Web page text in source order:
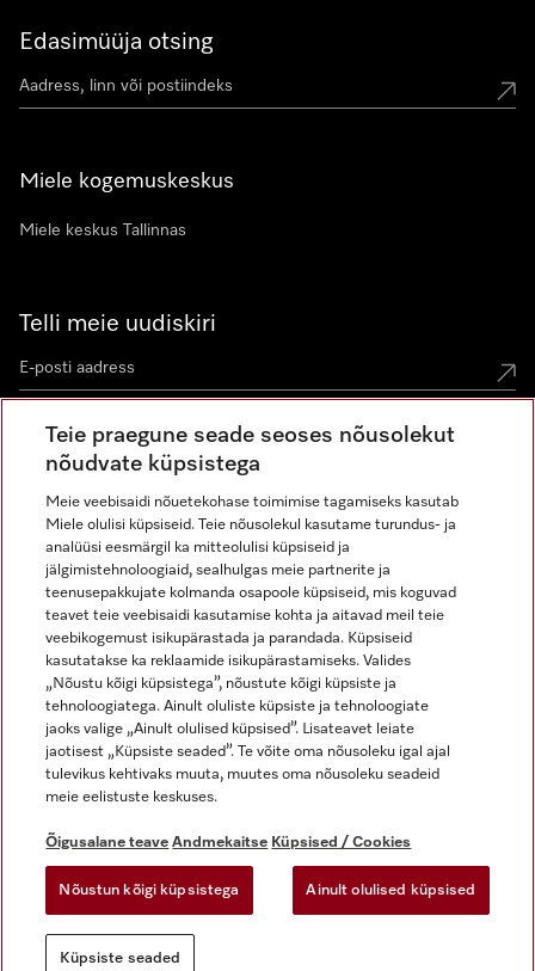
Edasimüüja otsing
Miele kogemuskeskus
Miele keskus Tallinnas
Telli meie uudiskiri
Õigusalane teave
Üldtingimused
Andmekaitse
Kasutustingimused
Digiteenuste seadus
Küpsiste seaded
Miele Instagramis
Miele Facebookis
Miele Youtube'is
Teie praegune seade seoses nõusolekut
nõudvate küpsistega
Meie veebisaidi nõuetekohase toimimise tagamiseks kasutab
Miele olulisi küpsiseid. Teie nõusolekul kasutame turundus- ja
analüüsi eesmärgil ka mitteolulisi küpsiseid ja
jälgimistehnoloogiaid, sealhulgas meie partnerite ja
teenusepakkujate kolmanda osapoole küpsiseid, mis koguvad
teavet teie veebisaidi kasutamise kohta ja aitavad meil teie
veebikogemust isikupärastada ja parandada. Küpsiseid
kasutatakse ka reklaamide isikupärastamiseks. Valides
„Nõustu kõigi küpsistega”, nõustute kõigi küpsiste ja
tehnoloogiatega. Ainult oluliste küpsiste ja tehnoloogiate
jaoks valige „Ainult olulised küpsised”. Lisateavet leiate
jaotisest „Küpsiste seaded”. Te võite oma nõusoleku igal ajal
tulevikus kehtivaks muuta, muutes oma nõusoleku seadeid
meie eelistuste keskuses.
Õigusalane teave Andmekaitse Küpsised / Cookies
Nõustun kõigi küpsistega Ainult olulised küpsised
Küpsiste seaded